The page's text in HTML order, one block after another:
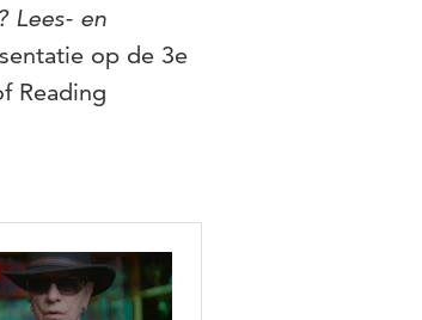
Lees- en
op de 3e
Reading